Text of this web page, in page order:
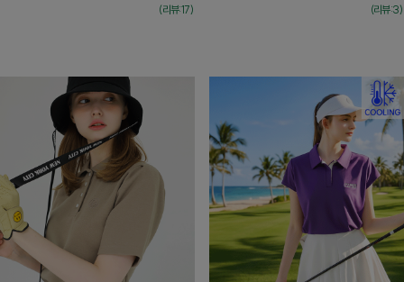
(리뷰:17) (리뷰:3)